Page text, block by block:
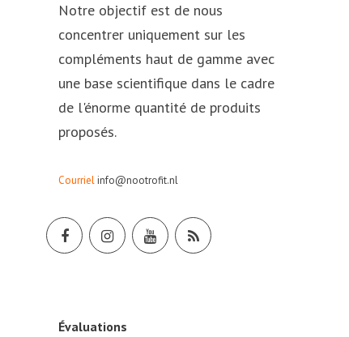
Notre objectif est de nous
concentrer uniquement sur les
compléments haut de gamme avec
une base scientifique dans le cadre
de l'énorme quantité de produits
proposés.
Courrielinfo@nootrofit.nl
Évaluations